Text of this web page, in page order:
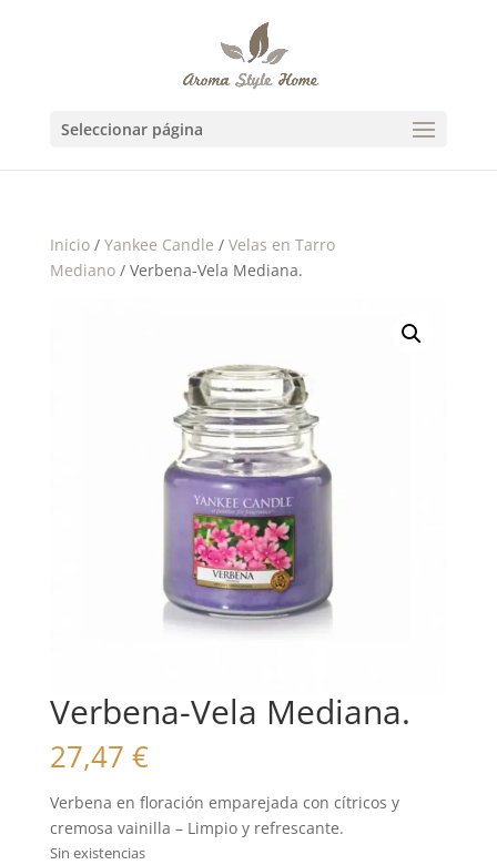
Seleccionar página
Inicio/ Yankee Candle / Velas en Tarro
Mediano/ Verbena-Vela Mediana.
Verbena-Vela Mediana.
27,47 €
Verbena en floración emparejada con cítricos y
cremosa vainilla – Limpio y refrescante.
Sin existencias